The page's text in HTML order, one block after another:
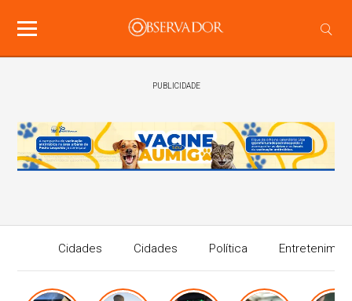
PUBLICIDADE
Cidades Cidades Política